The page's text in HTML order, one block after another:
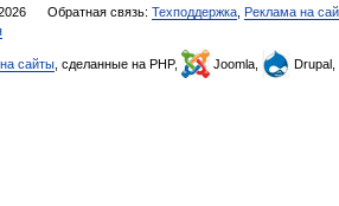
Обратная связь: Техподдержка Реклама на
сайты , сделанные на PHP, Joomla, Drupal,